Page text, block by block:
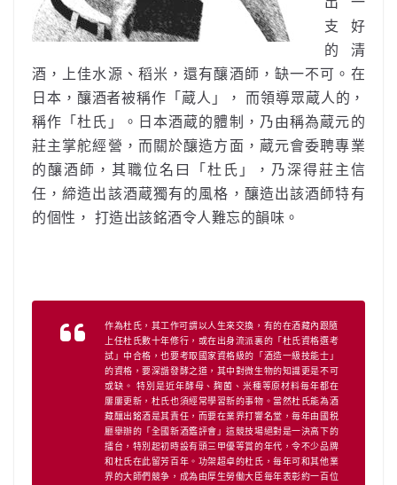
支好
的清
酒，上佳水源、稻米，還有釀酒師，缺一不可。在
日本，釀酒者被稱作「蔵人」， 而領導眾蔵人的，
稱作「杜氏」。日本酒蔵的體制，乃由稱為蔵元的
莊主掌舵經營，而關於釀造方面，蔵元會委聘專業
的釀酒師，其職位名曰「杜氏」，乃深得莊主信
任，締造出該酒蔵獨有的風格，釀造出該酒師特有
的個性， 打造出該銘酒令人難忘的韻味。
作為杜氏，其工作可謂以人生來交換，有的在酒藏內跟隨
上任杜氏數十年修行，或在出身流派裏的「杜氏資格選考
試」中合格，也要考取國家資格級的「酒造一級技能士」
的資格，要深諧發酵之道，其中對微生物的知識更是不可
或缺。 特別是近年酵母、麹菌、米種等原材料毎年都在
屢屢更新，杜氏也須經常學習新的事物。當然杜氏能為酒
藏釀出銘酒是其責任，而要在業界打響名堂，毎年由國税
廳舉辦的「全國新酒鑑評會」這競技場絕對是一決高下的
擂台，特別起初時設有頭三甲優等賞的年代，令不少品牌
和杜氏在此留芳百年。功架超卓的杜氏，毎年可和其他業
界的大師們競争，成為由厚生勞働大臣毎年表彰約一百位